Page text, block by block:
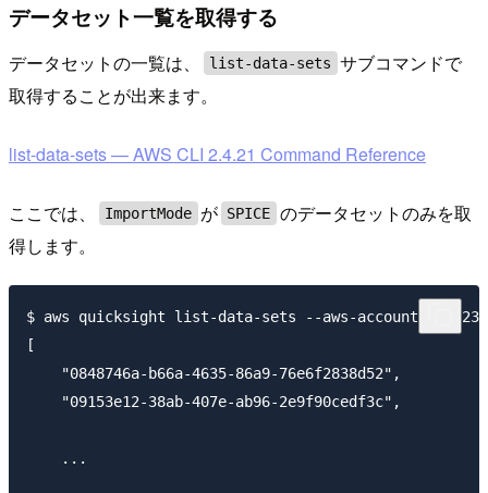
データセット一覧を取得する
データセットの一覧は、 list-data-sets サブコマンドで
取得することが出来ます。
list-data-sets — AWS CLI 2.4.21 Command Reference
ここでは、 ImportMode が SPICE のデータセットのみを取
得します。
$ aws quicksight list-data-sets --aws-account-id
[
    "0848746a-b66a-4635-86a9-76e6f2838d52",
    "09153e12-38ab-407e-ab96-2e9f90cedf3c",
    ...